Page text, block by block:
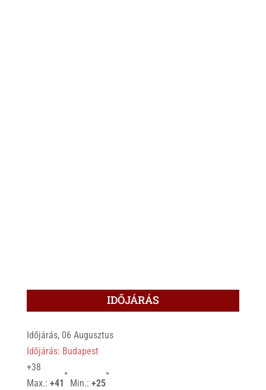
IDŐJÁRÁS
Időjárás, 06 Augusztus
Időjárás: Budapest
+38
Max.: +41
°
Min.: +25
°